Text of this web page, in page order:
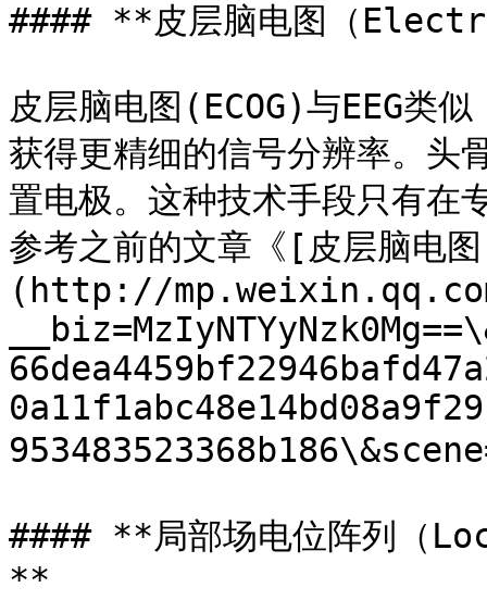
#### **皮层脑电图（
皮层脑电图(ECOG)与EEG类
获得更精细的信号分辨率。头
置电极。这种技术手段只有在
参考之前的文章《[皮层脑电
(http://
#### **局部场电位阵列
**